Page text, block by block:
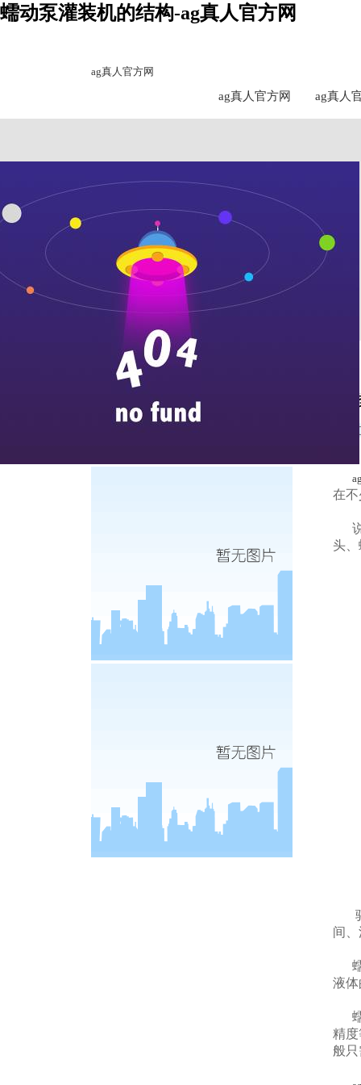
蠕动泵灌装机的结构-ag真人官方网
ag真人官方网
ag真人
ag真人官方网
新闻媒体 蠕
在
说
头
驱
间
蠕
液
蠕
精
般